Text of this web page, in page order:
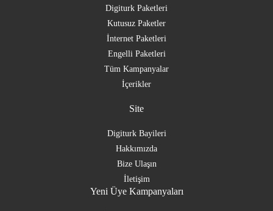
Digiturk Paketleri
Kutusuz Paketler
İnternet Paketleri
Engelli Paketleri
Tüm Kampanyalar
İçerikler
Site
Digiturk Bayileri
Hakkımızda
Bize Ulaşın
İletişim
Yeni Üye Kampanyaları